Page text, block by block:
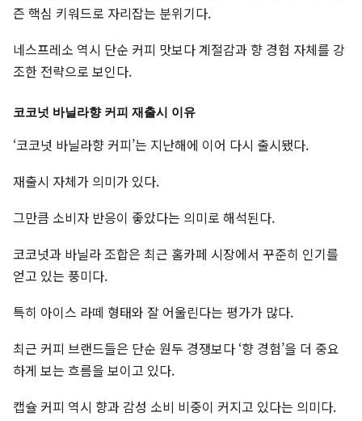
즌 핵심 키워드로 자리잡는 분위기다.
네스프레소 역시 단순 커피 맛보다 계절감과 향 경험 자체를 강
조한 전략으로 보인다.
코코넛 바닐라향 커피 재출시 이유
‘코코넛 바닐라향 커피’는 지난해에 이어 다시 출시됐다.
재출시 자체가 의미가 있다.
그만큼 소비자 반응이 좋았다는 의미로 해석된다.
코코넛과 바닐라 조합은 최근 홈카페 시장에서 꾸준히 인기를
얻고 있는 풍미다.
특히 아이스 라떼 형태와 잘 어울린다는 평가가 많다.
최근 커피 브랜드들은 단순 원두 경쟁보다 ‘향 경험’을 더 중요
하게 보는 흐름을 보이고 있다.
캡슐 커피 역시 향과 감성 소비 비중이 커지고 있다는 의미다.